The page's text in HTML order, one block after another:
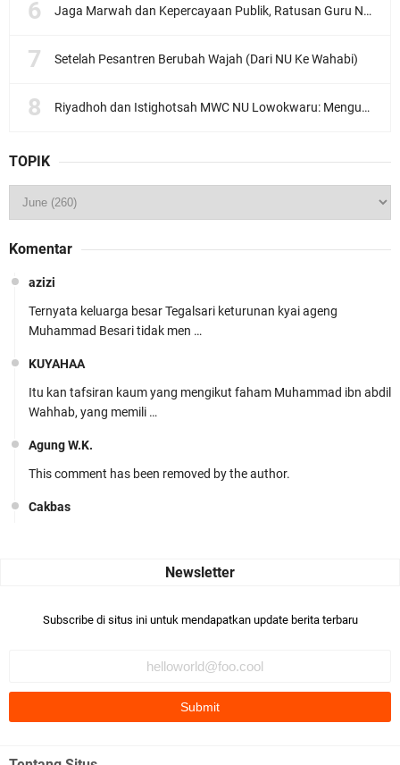
Jaga Marwah dan Kepercayaan Publik, Ratusan Guru Ngaji Kota Malang Serukan Deklarasi Ramah Anak
Setelah Pesantren Berubah Wajah (Dari NU Ke Wahabi)
Riyadhoh dan Istighotsah MWC NU Lowokwaru: Menguatkan Doa, Menjalin Ukhuwah Menyambut Muktamar NU ke-35
TOPIK
Komentar
azizi
Ternyata keluarga besar Tegalsari keturunan kyai ageng
Muhammad Besari tidak men …
KUYAHAA
Itu kan tafsiran kaum yang mengikut faham Muhammad ibn abdil
Wahhab, yang memili …
Agung W.K.
This comment has been removed by the author.
Cakbas
Bismillaah semoga pembuat artikel Alloh berikan pemahaman yg
Ada sejumlah pertanyaan kepada Anda dan jawablah dengan
Subscribe di situs ini untuk mendapatkan update berita terbaru